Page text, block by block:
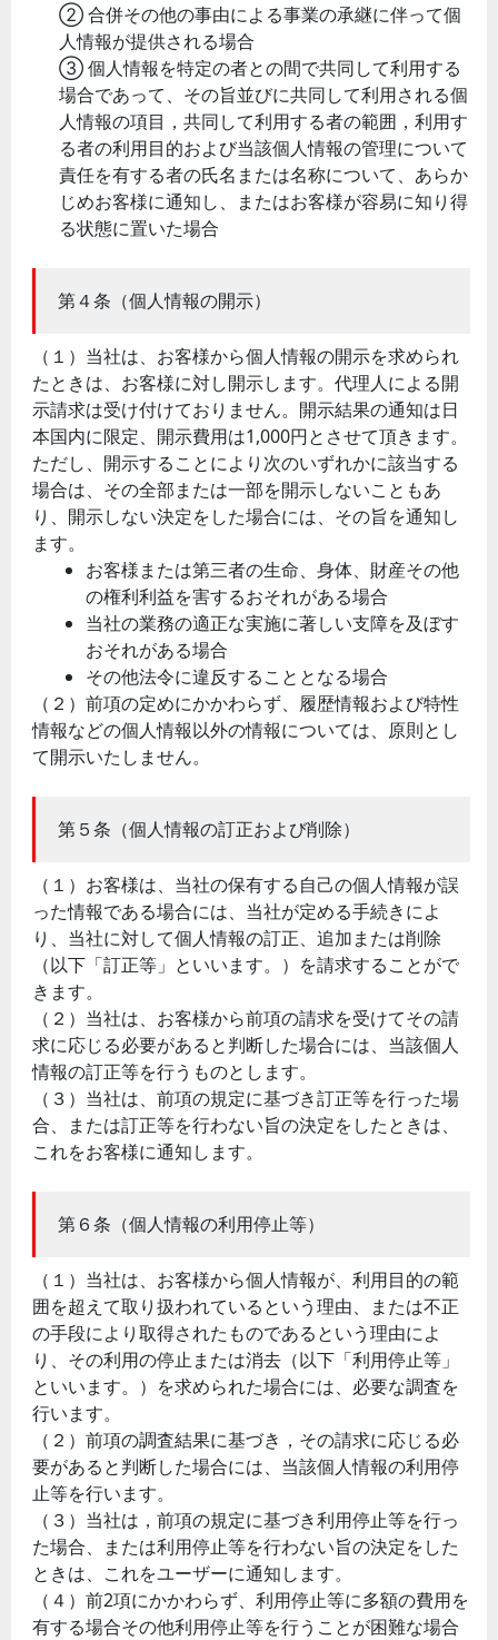
② 合併その他の事由による事業の承継に伴って個
人情報が提供される場合
③ 個人情報を特定の者との間で共同して利用する
場合であって、その旨並びに共同して利用される個
人情報の項目，共同して利用する者の範囲，利用す
る者の利用目的および当該個人情報の管理について
責任を有する者の氏名または名称について、あらか
じめお客様に通知し、またはお客様が容易に知り得
る状態に置いた場合
第４条（個人情報の開示）
（１）当社は、お客様から個人情報の開示を求められ
たときは、お客様に対し開示します。代理人による開
示請求は受け付けておりません。開示結果の通知は日
本国内に限定、開示費用は1,000円とさせて頂きます。
ただし、開示することにより次のいずれかに該当する
場合は、その全部または一部を開示しないこともあ
り、開示しない決定をした場合には、その旨を通知し
ます。
お客様または第三者の生命、身体、財産その他
の権利利益を害するおそれがある場合
当社の業務の適正な実施に著しい支障を及ぼす
おそれがある場合
その他法令に違反することとなる場合
（２）前項の定めにかかわらず、履歴情報および特性
情報などの個人情報以外の情報については、原則とし
て開示いたしません。
第５条（個人情報の訂正および削除）
（１）お客様は、当社の保有する自己の個人情報が誤
った情報である場合には、当社が定める手続きによ
り、当社に対して個人情報の訂正、追加または削除
（以下「訂正等」といいます。）を請求することがで
きます。
（２）当社は、お客様から前項の請求を受けてその請
求に応じる必要があると判断した場合には、当該個人
情報の訂正等を行うものとします。
（３）当社は、前項の規定に基づき訂正等を行った場
合、または訂正等を行わない旨の決定をしたときは、
これをお客様に通知します。
第６条（個人情報の利用停止等）
（１）当社は、お客様から個人情報が、利用目的の範
囲を超えて取り扱われているという理由、または不正
の手段により取得されたものであるという理由によ
り、その利用の停止または消去（以下「利用停止等」
といいます。）を求められた場合には、必要な調査を
行います。
（２）前項の調査結果に基づき，その請求に応じる必
要があると判断した場合には、当該個人情報の利用停
止等を行います。
（３）当社は，前項の規定に基づき利用停止等を行っ
た場合、または利用停止等を行わない旨の決定をした
ときは、これをユーザーに通知します。
（４）前2項にかかわらず、利用停止等に多額の費用を
有する場合その他利用停止等を行うことが困難な場合